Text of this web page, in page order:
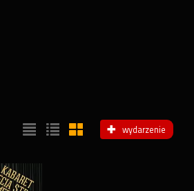
wydarzenie